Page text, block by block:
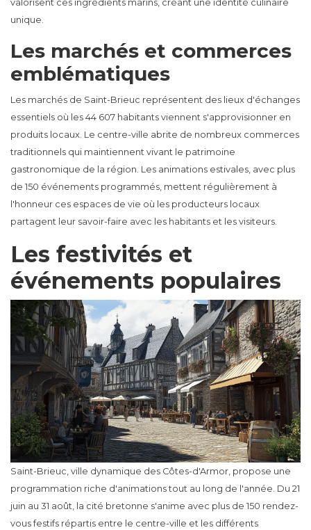
valorisent ces ingrédients marins, créant une identité culinaire
unique.
Les marchés et commerces
emblématiques
Les marchés de Saint-Brieuc représentent des lieux d'échanges
essentiels où les 44 607 habitants viennent s'approvisionner en
produits locaux. Le centre-ville abrite de nombreux commerces
traditionnels qui maintiennent vivant le patrimoine
gastronomique de la région. Les animations estivales, avec plus
de 150 événements programmés, mettent régulièrement à
l'honneur ces espaces de vie où les producteurs locaux
partagent leur savoir-faire avec les habitants et les visiteurs.
Les festivités et
événements populaires
Saint-Brieuc, ville dynamique des Côtes-d'Armor, propose une
programmation riche d'animations tout au long de l'année. Du 21
juin au 31 août, la cité bretonne s'anime avec plus de 150 rendez-
vous festifs répartis entre le centre-ville et les différents